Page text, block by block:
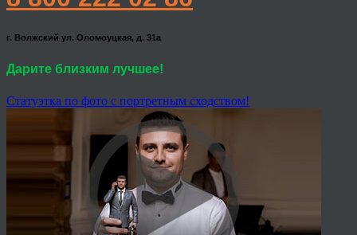
г. Волжский ул. Оломоуцкая, д. 31а
Дарите близким лучшее!
Статуэтка по фото с портретным сходством!